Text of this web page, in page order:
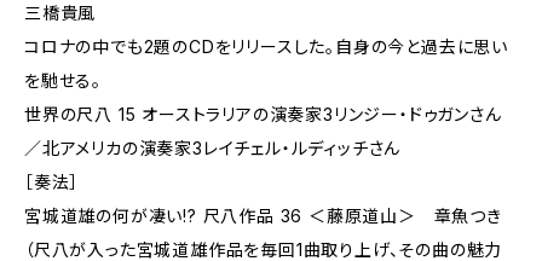
三橋貴風
コロナの中でも2題のCDをリリースした。自身の今と過去に思い
を馳せる。
世界の尺八 15 オーストラリアの演奏家3リンジー・ドゥガンさん
／北アメリカの演奏家3レイチェル・ルディッチさん
［奏法］
宮城道雄の何が凄い!? 尺八作品 36 ＜藤原道山＞ 章魚つき
（尺八が入った宮城道雄作品を毎回1曲取り上げ、その曲の魅力